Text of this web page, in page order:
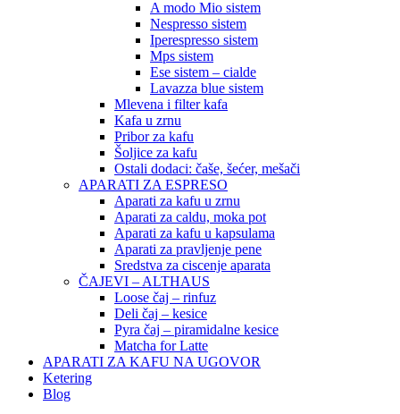
A modo Mio sistem
Nespresso sistem
Iperespresso sistem
Mps sistem
Ese sistem – cialde
Lavazza blue sistem
Mlevena i filter kafa
Kafa u zrnu
Pribor za kafu
Šoljice za kafu
Ostali dodaci: čaše, šećer, mešači
APARATI ZA ESPRESO
Aparati za kafu u zrnu
Aparati za caldu, moka pot
Aparati za kafu u kapsulama
Aparati za pravljenje pene
Sredstva za ciscenje aparata
ČAJEVI – ALTHAUS
Loose čaj – rinfuz
Deli čaj – kesice
Pyra čaj – piramidalne kesice
Matcha for Latte
APARATI ZA KAFU NA UGOVOR
Ketering
Blog